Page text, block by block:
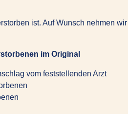
ist. Auf Wunsch nehmen wir
im Original
vom feststellenden Arzt